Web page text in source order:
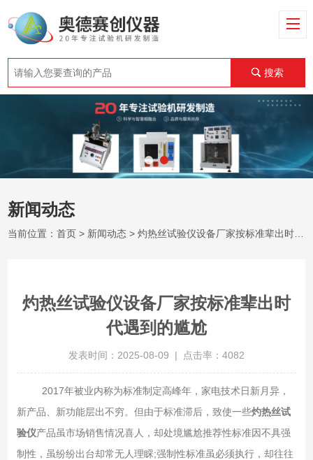
搜索
新闻动态
当前位置：首页 > 新闻动态 > 灼热丝试验仪设备厂家按标准辈出时代遇到的尴尬
灼热丝试验仪设备厂家按标准辈出时
代遇到的尴尬
发表时间：2025-08-09 | 点击率：4082
2017年被业内称为标准制定高峰年，家电技术日新月异，
新产品、新功能层出不穷。但由于标准滞后，致使一些灼热丝试
验仪产品虽市场销售情况喜人，却处境尴尬推荐性标准因不具强
制性，虽纷纷出台却常无人理睬;强制性标准虽必须执行，却往往